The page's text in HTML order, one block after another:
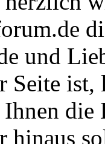
und
Seite
die
hinaus